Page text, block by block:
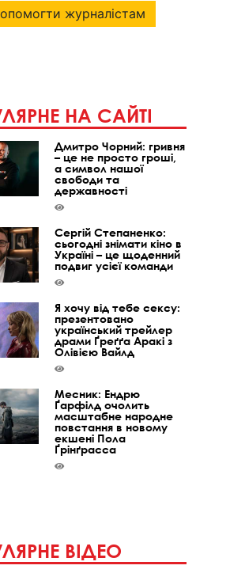
журналістам
НА САЙТІ
Дмитро Чорний: гривня
– це не просто гроші,
а символ нашої
свободи та
державності
Сергій Степаненко:
сьогодні знімати кіно в
Україні – це щоденний
подвиг усієї команди
Я хочу від тебе сексу:
презентовано
український трейлер
драми Ґреґґа Аракі з
Олівією Вайлд
Месник: Ендрю
Ґарфілд очолить
масштабне народне
повстання в новому
екшені Пола
Ґрінґрасса
ВІДЕО